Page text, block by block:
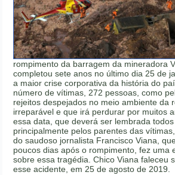
rompimento da barragem da mineradora
completou sete anos no último dia 25 de
a maior crise corporativa da história do
número de vítimas, 272 pessoas, como
rejeitos despejados no meio ambiente da
irreparável e que irá perdurar por muitos
essa data, que deverá ser lembrada
principalmente pelos parentes das
do saudoso jornalista Francisco Viana,
poucos dias após o rompimento, fez uma
sobre essa tragédia. Chico Viana faleceu
esse acidente, em 25 de agosto de 2019.